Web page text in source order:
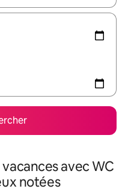
avec WC
notées